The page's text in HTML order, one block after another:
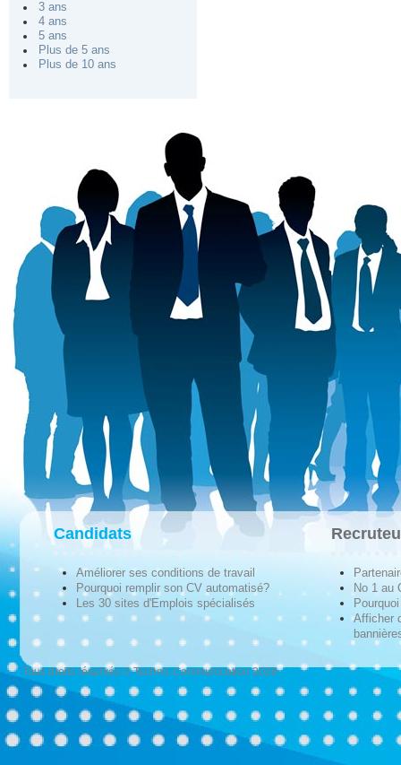
3 ans
4 ans
5 ans
Plus de 5 ans
Plus de 10 ans
Candidats
Améliorer ses conditions de travail
Pourquoi remplir son CV automatisé?
Les 30 sites d'Emplois spécialisés
No 1 au
Afficher
Tous droits réservés © Techno-Communication 2026